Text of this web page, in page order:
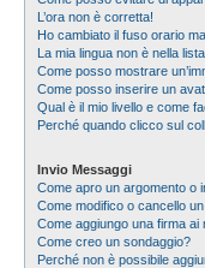
L’ora non è corretta!
Ho cambiato il fuso orario
La mia lingua non è nella
Come posso mostrare
Come posso inserire un
Qual è il mio livello e come
Perché quando clicco sul
Invio Messaggi
Come apro un argomento o
Come modifico o cancello
Come aggiungo una firma ai
Come creo un sondaggio?
Perché non è possibile